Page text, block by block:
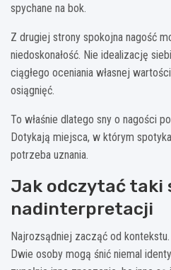
spychane na bok.
Z drugiej strony spokojna nagość
niedoskonałość. Nie idealizację
ciągłego oceniania własnej
osiągnięć.
To właśnie dlatego sny o nagości
Dotykają miejsca, w którym
potrzeba uznania.
Jak odczytać taki
nadinterpretacji
Najrozsądniej zacząć od
Dwie osoby mogą śnić niemal